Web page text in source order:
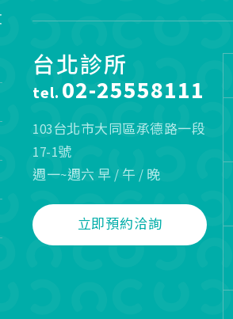
台北診所
tel. 02-25558111
103台北市大同區承德路一段
17-1號
週一~週六 早 / 午 / 晚
立即預約洽詢